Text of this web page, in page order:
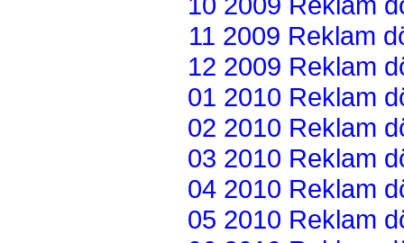
11 2009 Reklam
12 2009 Reklam
01 2010 Reklam
02 2010 Reklam
03 2010 Reklam
04 2010 Reklam
05 2010 Reklam